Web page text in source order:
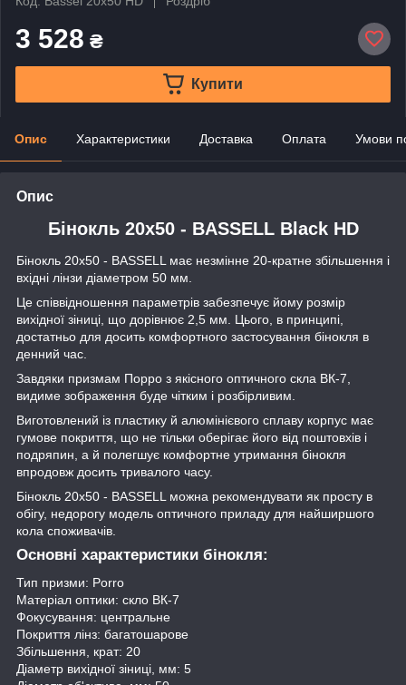
3 528 ₴
Купити
Опис Характеристики Доставка Оплата Умови
Опис
Бінокль 20x50 - BASSELL Black HD
Бінокль 20x50 - BASSELL має незмінне 20-кратне збільшення і
вхідні лінзи діаметром 50 мм.
Це співвідношення параметрів забезпечує йому розмір
вихідної зіниці, що дорівнює 2,5 мм. Цього, в принципі,
достатньо для досить комфортного застосування бінокля в
денний час.
Завдяки призмам Порро з якісного оптичного скла ВК-7,
видиме зображення буде чітким і розбірливим.
Виготовлений із пластику й алюмінієвого сплаву корпус має
гумове покриття, що не тільки оберігає його від поштовхів і
подряпин, а й полегшує комфортне утримання бінокля
впродовж досить тривалого часу.
Бінокль 20x50 - BASSELL можна рекомендувати як просту в
обігу, недорогу модель оптичного приладу для найширшого
кола споживачів.
Основні характеристики бінокля:
Тип призми: Porro
Матеріал оптики: скло ВК-7
Фокусування: центральне
Покриття лінз: багатошарове
Збільшення, крат: 20
Діаметр вихідної зіниці, мм: 5